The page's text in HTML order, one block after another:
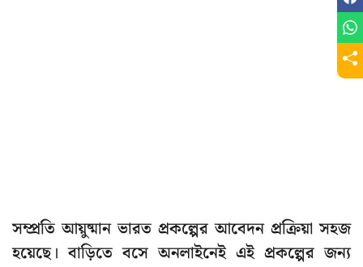
সম্প্রতি আয়ুষ্মান ভারত প্রকল্পের আবেদন প্রক্রিয়া সহজ
হয়েছে। বাড়িতে বসে অনলাইনেই এই প্রকল্পের জন্য